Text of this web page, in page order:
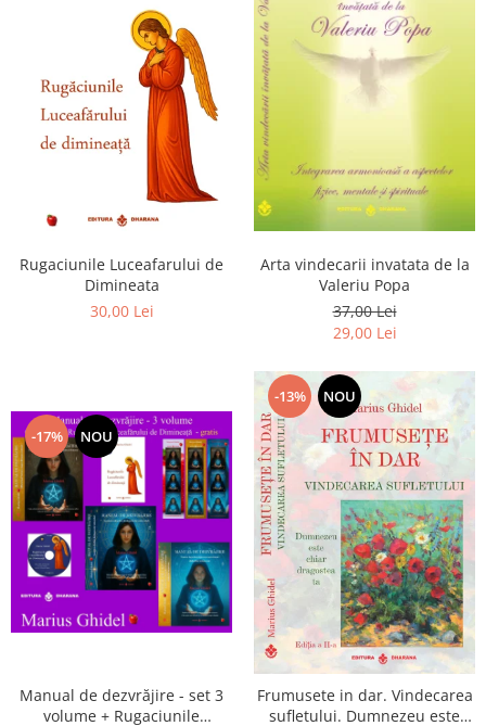
Rugaciunile Luceafarului de
Dimineata
30,00 Lei
Arta vindecarii invatata de la
Valeriu Popa
37,00 Lei
29,00 Lei
-17% NOU
Manual de dezvrăjire - set 3
volume + Rugaciunile
-13% NOU
Frumusete in dar. Vindecarea
sufletului. Dumnezeu este